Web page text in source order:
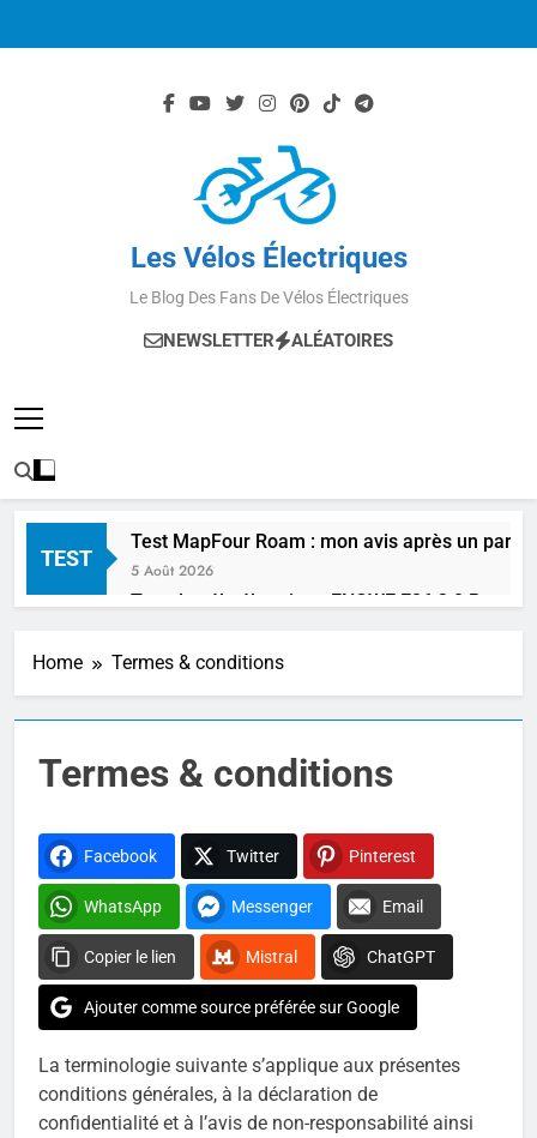
Les Vélos Électriques
Le Blog Des Fans De Vélos Électriques
NEWSLETTER ALÉATOIRES
TEST
Test MapFour Roam : mon avis après un
5 Août 2026
Test du vélo électrique ENGWE E26 3.0 Pro :
Test Lankeleisi MG600 Lite : mon avis
22 Juillet 2026
Test du Engwe X26 : le fat bike électrique
Test ENGWE O20 Boost : mon avis sur ce vélo
Test du vélo électrique DUOTTS C29 Max :
21 Juin 2026
Test du Touroll S3 : le vélo électrique pliable
3 Juin 2026
Test du Onesport OT16 Max : le vélo
28 Mai 2026
Test du vélo électrique Engwe P275 SE : le
Test du Vakole CO20 Max : le fat bike
18 Mai 2026
Home Termes & conditions
Termes & conditions
Facebook Twitter Pinterest
WhatsApp Messenger Email
Copier le lien Mistral ChatGPT
Ajouter comme source préférée sur Google
La terminologie suivante s’applique aux présentes
conditions générales, à la déclaration de
confidentialité et à l’avis de non-responsabilité ainsi